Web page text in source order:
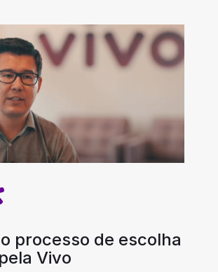
processo de escolha
Vivo